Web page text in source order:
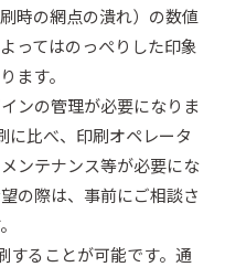
時の網点の潰れ）の数値
ってはのっぺりした印象
ます。
ンの管理が必要になりま
に比べ、印刷オペレータ
ンテナンス等が必要にな
の際は、事前にご相談さ
することが可能です。通